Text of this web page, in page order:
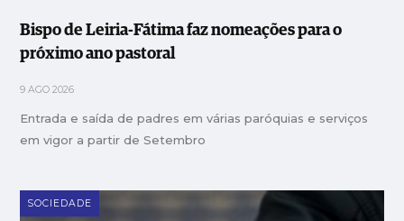
Bispo de Leiria-Fátima faz nomeações para o
próximo ano pastoral
9 AGO 2026
Entrada e saída de padres em várias paróquias e serviços
em vigor a partir de Setembro
SOCIEDADE